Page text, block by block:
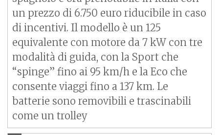
un prezzo di 6.750 euro riducibile in caso
di incentivi. Il modello è un 125
equivalente con motore da 7 kW con tre
modalità di guida, con la Sport che
“spinge” fino ai 95 km/h e la Eco che
consente viaggi fino a 137 km. Le
batterie sono removibili e trascinabili
come un trolley